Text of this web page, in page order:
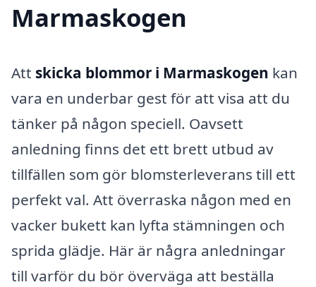
Marmaskogen
Att skicka blommor i Marmaskogen kan
vara en underbar gest för att visa att du
tänker på någon speciell. Oavsett
anledning finns det ett brett utbud av
tillfällen som gör blomsterleverans till ett
perfekt val. Att överraska någon med en
vacker bukett kan lyfta stämningen och
sprida glädje. Här är några anledningar
till varför du bör överväga att beställa